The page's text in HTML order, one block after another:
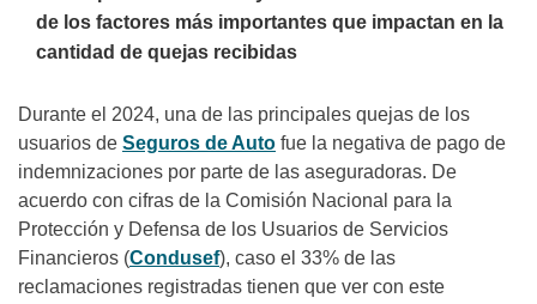
de los factores más importantes que impactan en la
cantidad de quejas recibidas
Durante el 2024, una de las principales quejas de los
usuarios de Seguros de Auto fue la negativa de pago de
indemnizaciones por parte de las aseguradoras. De
acuerdo con cifras de la Comisión Nacional para la
Protección y Defensa de los Usuarios de Servicios
Financieros (Condusef), caso el 33% de las
reclamaciones registradas tienen que ver con este